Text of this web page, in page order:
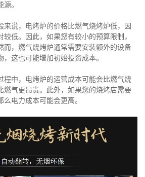
。
来说，电烤炉的价格比燃气烧烤炉低，因
较低。因此，如果您有较小的预算限制，
而，燃气烧烤炉通常需要安装额外的设备
这也可能增加初始投资成本。
程中，电烤炉的运营成本可能会比燃气烧
燃气更昂贵。此外，如果您的烧烤店需要
电力成本可能会更高。